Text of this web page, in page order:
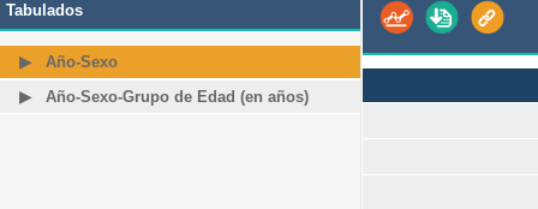
Tabulados
Año-Sexo
Año-Sexo-Grupo de Edad (en años)